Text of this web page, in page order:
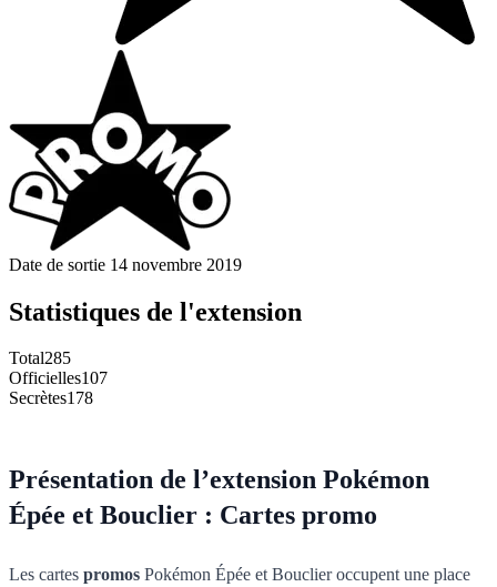
Date de sortie 14 novembre 2019
Statistiques de l'extension
Total285
Officielles107
Secrètes178
Présentation de l’extension Pokémon
Épée et Bouclier : Cartes promo
Les cartes promos Pokémon Épée et Bouclier occupent une place